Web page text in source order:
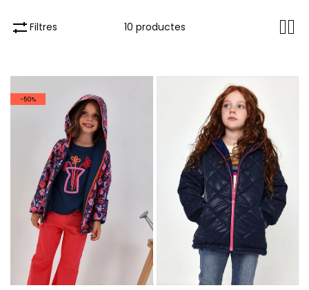
Filtres 10 productes
-50%